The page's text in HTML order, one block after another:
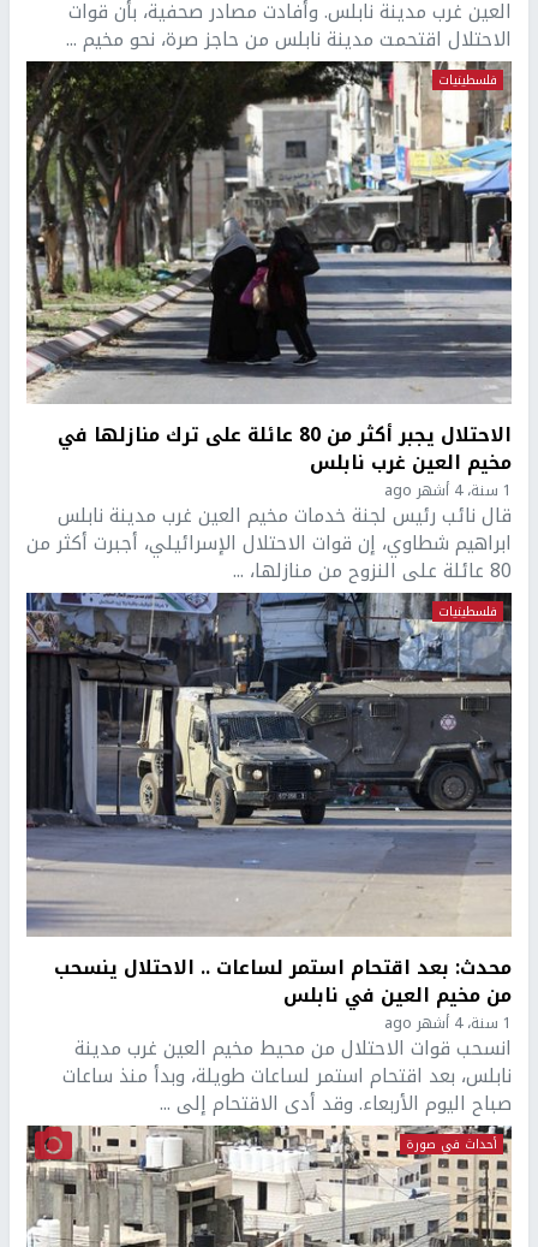
العين غرب مدينة نابلس. وأفادت مصادر صحفية، بأن قوات
الاحتلال اقتحمت مدينة نابلس من حاجز صرة، نحو مخيم ...
فلسطينيات
الاحتلال يجبر أكثر من 80 عائلة على ترك منازلها في
مخيم العين غرب نابلس
1 سنة، 4 أشهر ago
قال نائب رئيس لجنة خدمات مخيم العين غرب مدينة نابلس
ابراهيم شطاوي، إن قوات الاحتلال الإسرائيلي، أجبرت أكثر من
80 عائلة على النزوح من منازلها، ...
فلسطينيات
محدث: بعد اقتحام استمر لساعات .. الاحتلال ينسحب
من مخيم العين في نابلس
1 سنة، 4 أشهر ago
انسحب قوات الاحتلال من محيط مخيم العين غرب مدينة
نابلس، بعد اقتحام استمر لساعات طويلة، وبدأ منذ ساعات
صباح اليوم الأربعاء. وقد أدى الاقتحام إلى ...
أحداث في صورة